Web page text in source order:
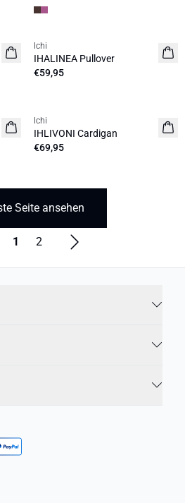
NEUHEIT
Ichi
IHALINEA Pullover
€59,95
NEUHEIT
Ichi
IHLIVONI Cardigan
€69,95
Seite ansehen
1 2